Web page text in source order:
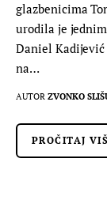
glazbenicima
urodila je
Daniel
na…
AUTOR ZVONKO
PROČITAJ